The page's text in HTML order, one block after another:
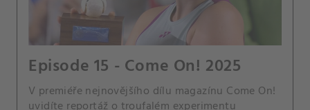
Episode 15 - Come On! 2025
V premiéře nejnovějšího dílu magazínu Come On!